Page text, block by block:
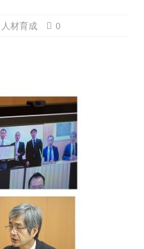
人材育成 0